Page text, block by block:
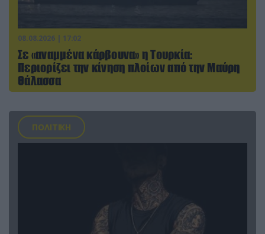
08.08.2026 | 17:02
Σε «αναμμένα κάρβουνα» η Τουρκία:
Περιορίζει την κίνηση πλοίων από την Μαύρη
Θάλασσα
ΠΟΛΙΤΙΚΗ